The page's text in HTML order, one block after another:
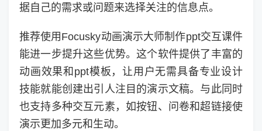
据自己的需求或问题来选择关注的信息点。
推荐使用Focusky动画演示大师制作ppt交互课件
能进一步提升这些优势。这个软件提供了丰富的
动画效果和ppt模板，让用户无需具备专业设计
技能就能创建出引人注目的演示文稿。与此同时
也支持多种交互元素，如按钮、问卷和超链接使
演示更加多元和生动。